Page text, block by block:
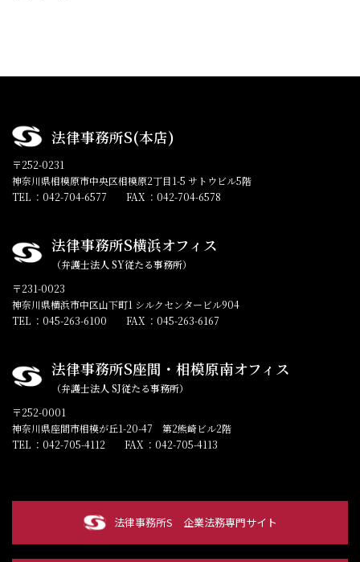
法律事務所S(本店)
〒252-0231
神奈川県相模原市中央区相模原2丁目1-5 サトウビル5階
TEL ：042-704-6577 FAX ：042-704-6578
法律事務所S横浜オフィス
（弁護士法人 SY従たる事務所）
〒231-0023
神奈川県横浜市中区山下町1 シルクセンタービル904
TEL ：045-263-6100 FAX ：045-263-6167
法律事務所S座間・相模原南オフィス
（弁護士法人 SJ従たる事務所）
〒252-0001
神奈川県座間市相模が丘1-20-47 第2熊崎ビル2階
TEL ：042-705-4112 FAX ：042-705-4113
法律事務所S 企業法務専門サイト